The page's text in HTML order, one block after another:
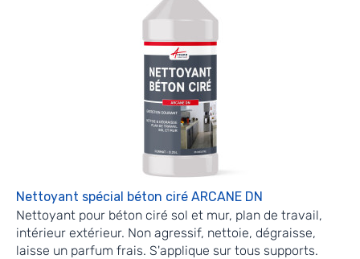
Nettoyant spécial béton ciré ARCANE DN
Nettoyant pour béton ciré sol et mur, plan de travail,
intérieur extérieur. Non agressif, nettoie, dégraisse,
laisse un parfum frais. S'applique sur tous supports.